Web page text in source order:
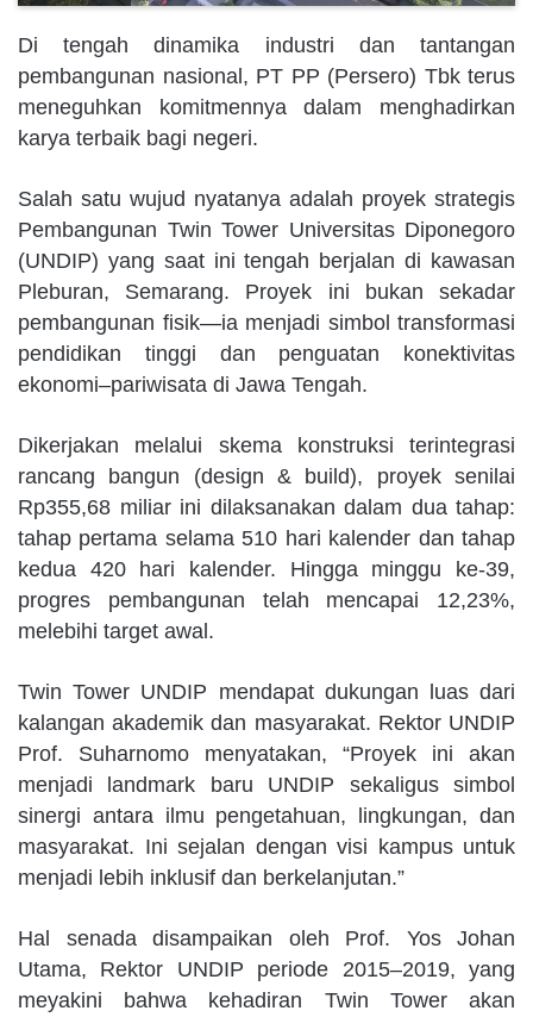
Di tengah dinamika industri dan tantangan
pembangunan nasional, PT PP (Persero) Tbk terus
meneguhkan komitmennya dalam menghadirkan
karya terbaik bagi negeri.
Salah satu wujud nyatanya adalah proyek strategis
Pembangunan Twin Tower Universitas Diponegoro
(UNDIP) yang saat ini tengah berjalan di kawasan
Pleburan, Semarang. Proyek ini bukan sekadar
pembangunan fisik—ia menjadi simbol transformasi
pendidikan tinggi dan penguatan konektivitas
ekonomi–pariwisata di Jawa Tengah.
Dikerjakan melalui skema konstruksi terintegrasi
rancang bangun (design & build), proyek senilai
Rp355,68 miliar ini dilaksanakan dalam dua tahap:
tahap pertama selama 510 hari kalender dan tahap
kedua 420 hari kalender. Hingga minggu ke-39,
progres pembangunan telah mencapai 12,23%,
melebihi target awal.
Twin Tower UNDIP mendapat dukungan luas dari
kalangan akademik dan masyarakat. Rektor UNDIP
Prof. Suharnomo menyatakan, “Proyek ini akan
menjadi landmark baru UNDIP sekaligus simbol
sinergi antara ilmu pengetahuan, lingkungan, dan
masyarakat. Ini sejalan dengan visi kampus untuk
menjadi lebih inklusif dan berkelanjutan.”
Hal senada disampaikan oleh Prof. Yos Johan
Utama, Rektor UNDIP periode 2015–2019, yang
meyakini bahwa kehadiran Twin Tower akan